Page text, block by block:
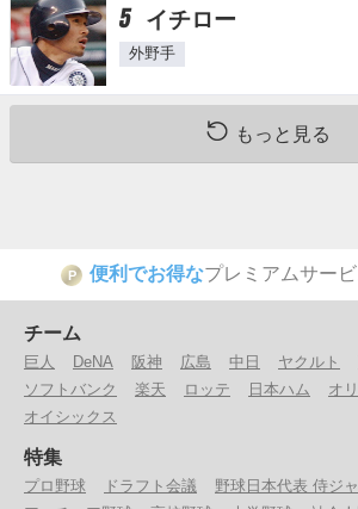
5 イチロー
外野手
もっと見る
P 便利でお得なプレミアムサー
チーム
巨人 DeNA 阪神 広島 中日 ヤクルト
ソフトバンク
楽天 ロッテ 日本ハム オ
オイシックス
特集
プロ野球 ドラフト会議
野球日本代表 侍ジ